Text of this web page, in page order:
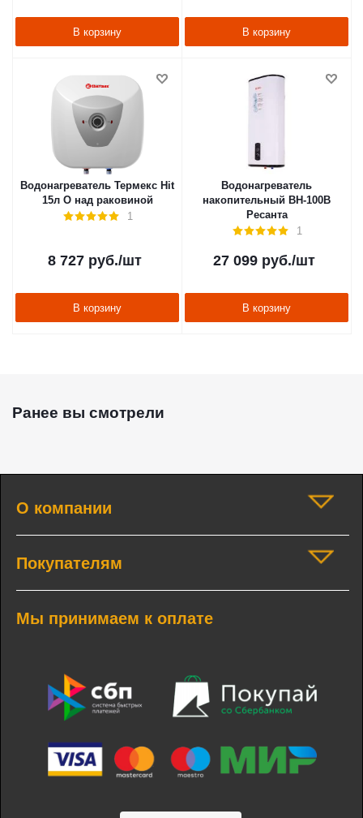
В корзину В корзину
Водонагреватель Термекс Hit
15л О над раковиной
1
8 727руб./шт
В корзину
Водонагреватель
накопительный ВН-100В
Ресанта
1
27 099руб./шт
В корзину
Ранее вы смотрели
О компании
Покупателям
Мы принимаем к оплате